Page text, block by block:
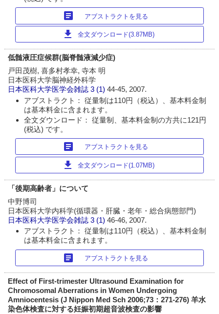
article アブストラクトを見る
download 全文ダウンロード(3.87MB)
低髄液圧症候群(脳脊髄液減少症)
戸田茂樹, 喜多村孝幸, 寺本 明
日本医科大学脳神経外科学
日本医科大学医学会雑誌 3 (1)44-45, 2007.
アブストラクト： 従量制は110円（税込）、基本料金制
は基本料金に含まれます。
全文ダウンロード： 従量制、基本料金制の方共に121円
(税込) です。
article アブストラクトを見る
download 全文ダウンロード(1.07MB)
「後期高齢者」について
中野博司
日本医科大学内科学(循環器・肝臓・老年・総合病態部門)
日本医科大学医学会雑誌 3 (1)46-46, 2007.
アブストラクト： 従量制は110円（税込）、基本料金制
は基本料金に含まれます。
article アブストラクトを見る
Effect of First-trimester Ultrasound Examination for
Chromosomal Aberrations in Women Undergoing
Amniocentesis (J Nippon Med Sch 2006;73：271-276) 羊水
染色体検査に対する妊娠初期超音波検査の影響